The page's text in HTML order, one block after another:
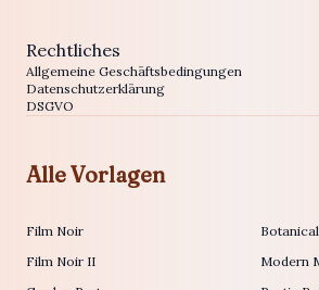
Rechtliches
Allgemeine Geschäftsbedingungen
Datenschutzerklärung
DSGVO
Alle Vorlagen
Film Noir
Film Noir II
Modern